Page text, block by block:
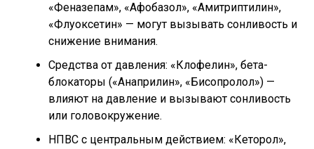
«Феназепам», «Афобазол», «Амитриптилин»,
«Флуоксетин» — могут вызывать сонливость и
снижение внимания.
Средства от давления: «Клофелин», бета-
блокаторы («Анаприлин», «Бисопролол») —
влияют на давление и вызывают сонливость
или головокружение.
НПВС с центральным действием: «Кеторол»,